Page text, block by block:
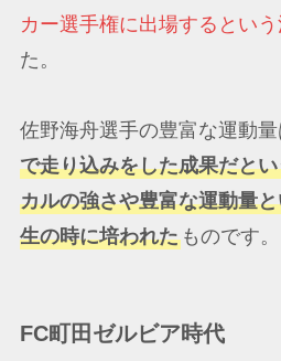
カー選手権に出場するとい
た。
佐野海舟選手の豊富な運動量
で走り込みをした成果だと
カルの強さや豊富な運動量
生の時に培われたものです。
FC町田ゼルビア時代